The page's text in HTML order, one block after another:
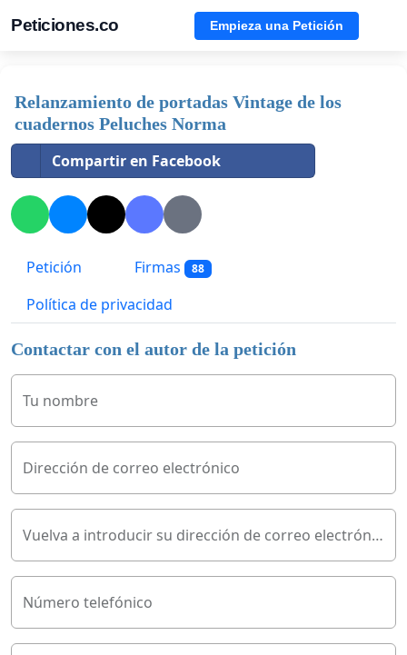
Peticiones.co Empieza una Petición
Relanzamiento de portadas Vintage de los
cuadernos Peluches Norma
Compartir en Facebook
Petición Firmas 88
Política de privacidad
Contactar con el autor de la petición
Tu nombre
Dirección de correo electrónico
Vuelva a introducir su dirección de correo electrónico
Número telefónico